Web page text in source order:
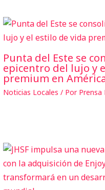
Punta del Este se
epicentro del lujo y
premium en
Noticias Locales / Por Prensa